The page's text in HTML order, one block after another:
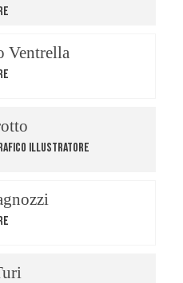
Ventrella
Illustratore